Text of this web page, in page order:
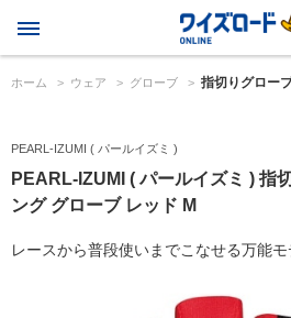
ホーム > ウェア > グローブ > 指切りグロー
PEARL-IZUMI ( パールイズミ )
PEARL-IZUMI ( パールイズミ ) 指
ング グローブ レッド M
レースから普段使いまでこなせる万能